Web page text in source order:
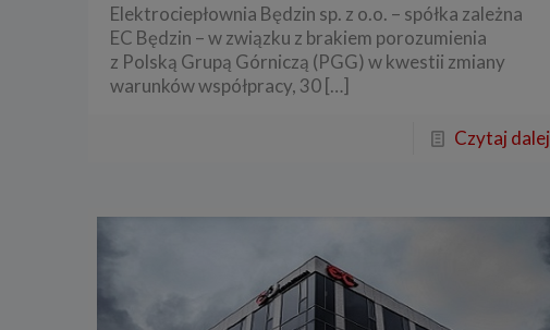
Elektrociepłownia Będzin sp. z o.o. – spółka zależna
EC Będzin – w związku z brakiem porozumienia
z Polską Grupą Górniczą (PGG) w kwestii zmiany
warunków współpracy, 30[…]
Czytaj dalej